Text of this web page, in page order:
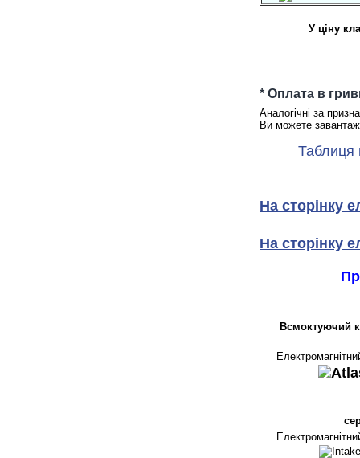
У ціну
* Оплата в
Аналогічні за
Ви можете
Таблиця
На сторінку
На сторінку
Всмоктуючий